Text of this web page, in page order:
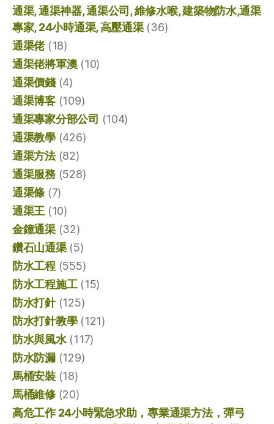
通渠, 通渠神器, 通渠公司, 維修水喉, 建築物防水,通渠
專家, 24小時通渠, 高壓通渠(36)
通渠佬(18)
通渠佬將軍澳(10)
通渠價錢(4)
通渠博客(109)
通渠專家分部公司 (104)
通渠教學(426)
通渠方法(82)
通渠服務(528)
通渠條 (7)
通渠王 (10)
金鐘通渠(32)
鑽石山通渠(5)
防水工程(555)
防水工程施工(15)
防水打針(125)
防水打針教學(121)
防水與風水(117)
防水防漏(129)
馬桶安裝(18)
馬桶維修(20)
高危工作 24小時緊急求助，專業通渠方法，彈弓